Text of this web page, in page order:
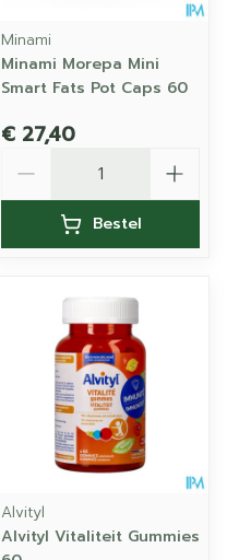
Minami
Minami Morepa Mini
Smart Fats Pot Caps 60
€ 27,40
Bestel
Alvityl
Alvityl Vitaliteit Gummies